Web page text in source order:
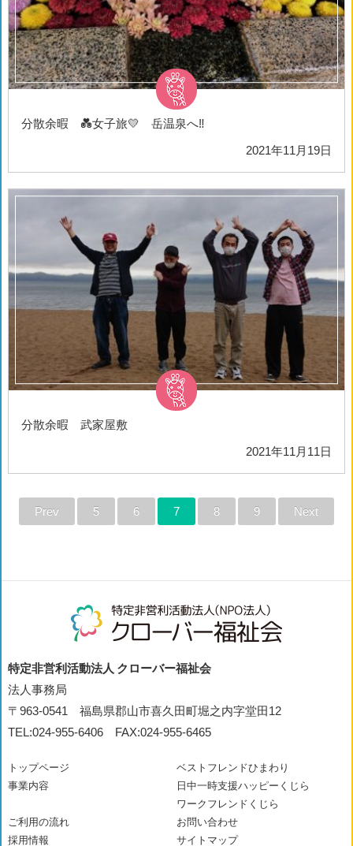
分散余暇 💑女子旅💛 岳温泉へ‼
2021年11月19日
分散余暇 武家屋敷
2021年11月11日
Prev 5 6 7 8 9 Next
特定非営利活動法人 クローバー福祉会
法人事務局
〒963-0541 福島県郡山市喜久田町堀之内字堂田12
TEL:024-955-6406 FAX:024-955-6465
トップページ
事業内容
ベストフレンドひまわり
日中一時支援ハッピーくじら
ワークフレンドくじら
ご利用の流れ
採用情報
お問い合わせ
サイトマップ